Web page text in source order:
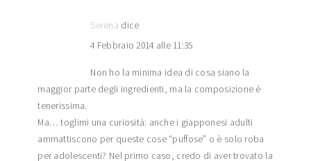
Serena dice
4 Febbraio 2014 alle 11:35
Non ho la minima idea di cosa siano la
maggior parte degli ingredienti, ma la composizione è
tenerissima.
Ma… toglimi una curiosità: anche i giapponesi adulti
ammattiscono per queste cose “puffose” o è solo roba
per adolescenti? Nel primo caso, credo di aver trovato la